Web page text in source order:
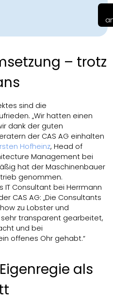
– trotz
sind die
„Wir hatten einen
dank der guten
der CAS AG einhalten
Hofheinz, Head of
Management bei
hat der Maschinenbauer
genommen.
IT Consultant bei Herrmann
CAS AG: „Die Consultants
zu Lobster und
transparent gearbeitet,
und bei
offenes Ohr gehabt.“
als